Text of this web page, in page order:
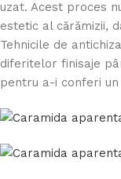
uzat. Acest proces
estetic al cărămizii,
Tehnicile de
diferitelor finisaje
pentru a-i conferi